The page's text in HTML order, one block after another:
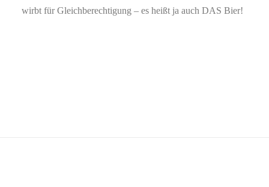
wirbt für Gleichberechtigung – es heißt ja auch DAS Bier!